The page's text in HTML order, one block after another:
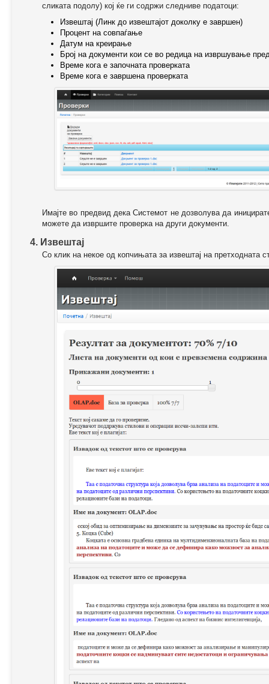
сликата подолу) кој ќе ги содржи следниве податоци:
Извештај (Линк до извештајот доколку е завршен)
Процент на совпаѓање
Датум на креирање
Број на документи кои се во редица на извршување
Време кога е започната проверката
Време кога е завршена проверката
Имајте во предвид дека Системот не дозволува да
можете да извршите проверка на други документи.
4. Извештај
Со клик на некое од копчињата за извештај на претходната